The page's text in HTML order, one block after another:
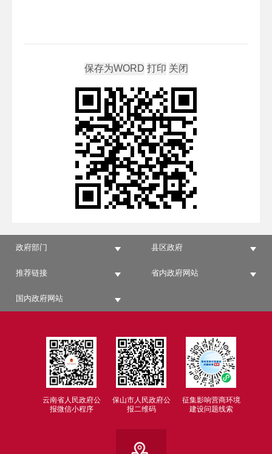
政府部门 县区政府
推荐链接 省内政府网站
国内政府网站
云南省人民政府公
报微信小程序
保山市人民政府公
报二维码
征集影响营商环境
建设问题线索